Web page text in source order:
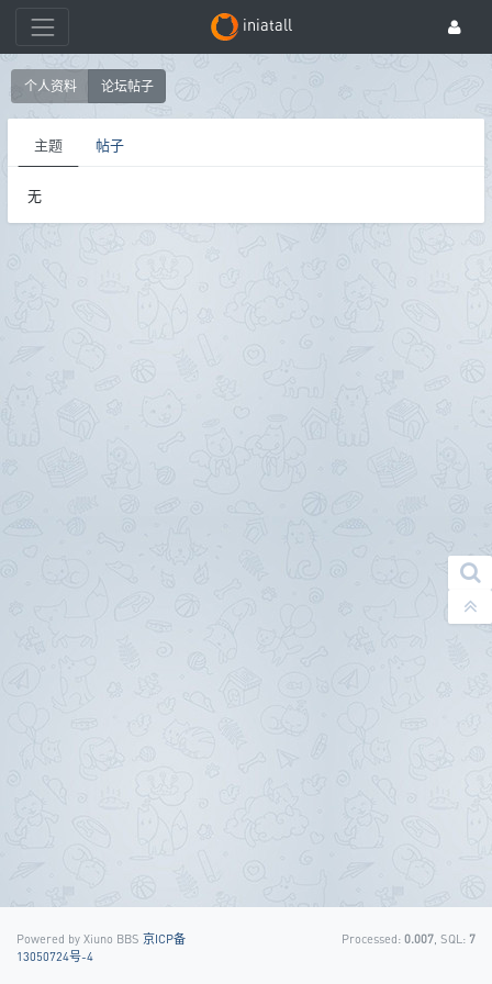
iniatall
个人资料 论坛帖子
主题 帖子
无
Powered by Xiuno BBS 京ICP备
13050724号-4
Processed: 0.007 , SQL: 7